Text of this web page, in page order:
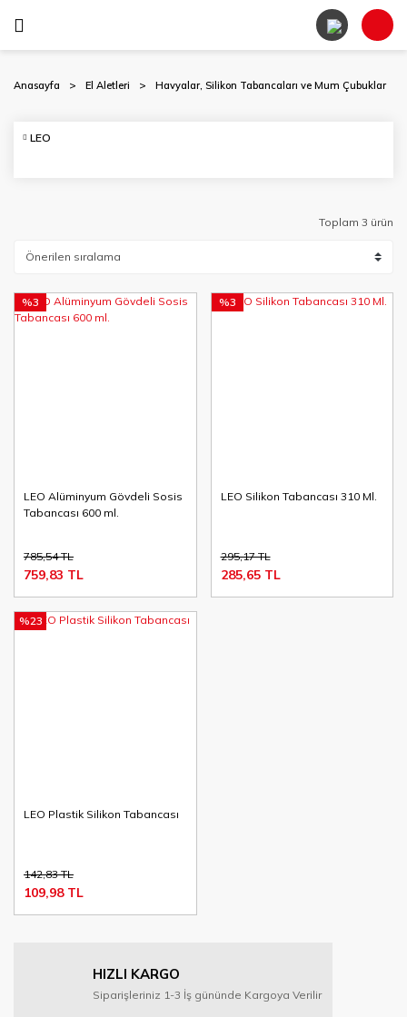
Anasayfa El Aletleri Havyalar, Silikon Tabancaları ve Mum Çubuklar
LEO
Toplam 3 ürün
LEO Alüminyum Gövdeli Sosis
Tabancası 600 ml.
%3
785,54 TL
759,83 TL
LEO Silikon Tabancası 310 Ml.
%3
295,17 TL
285,65 TL
LEO Plastik Silikon Tabancası
%23
142,83 TL
109,98 TL
HIZLI KARGO
Siparişleriniz 1-3 İş gününde Kargoya Verilir